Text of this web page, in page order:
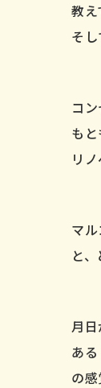
教え
そし
コ
も
リ
マ
と
月日
あ
の感